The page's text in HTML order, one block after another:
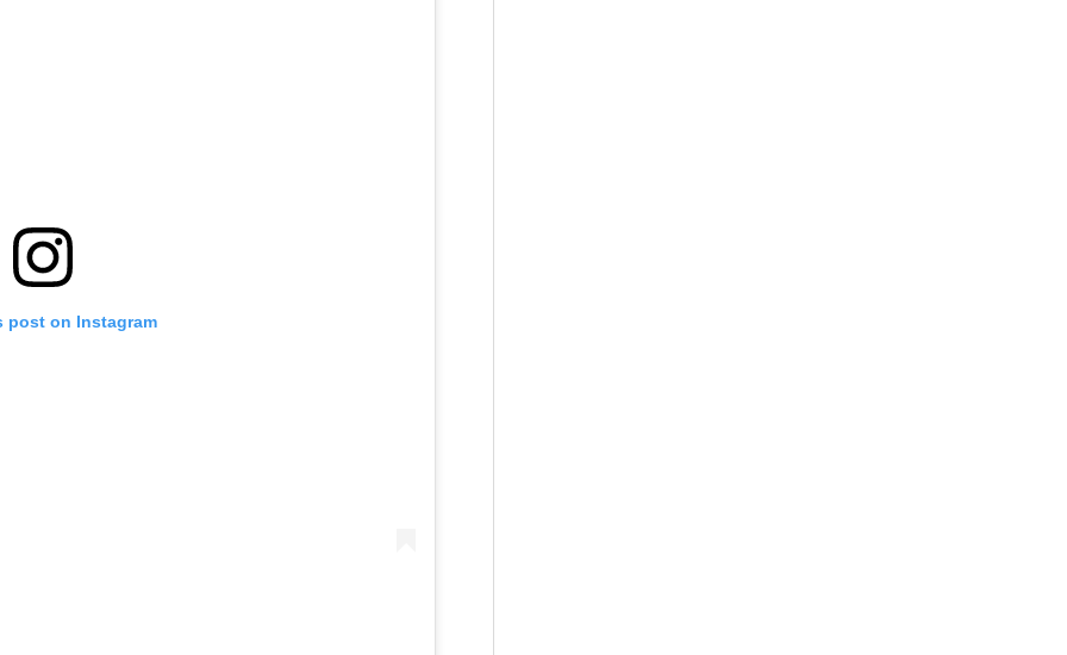
post on Instagram